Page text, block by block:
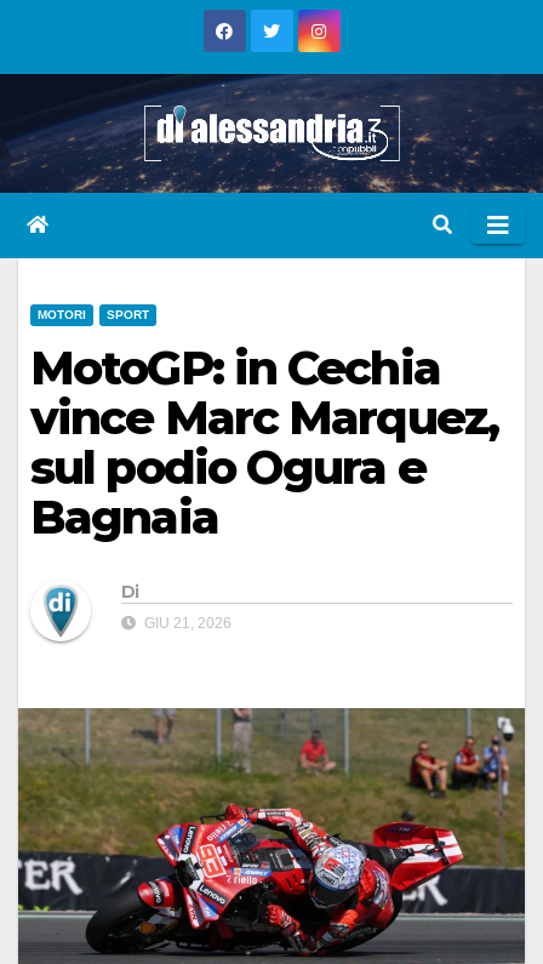
MOTORI SPORT
MotoGP: in Cechia
vince Marc Marquez,
sul podio Ogura e
Bagnaia
Di
GIU 21, 2026